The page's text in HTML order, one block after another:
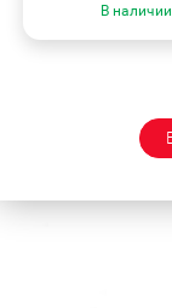
В наличии